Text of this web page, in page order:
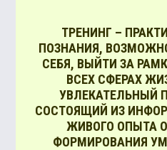
ТРЕНИНГ –
ПОЗНАНИЯ,
СЕБЯ, ВЫЙТИ ЗА
ВСЕХ СФЕРАХ
УВЛЕКАТЕЛЬНЫЙ
СОСТОЯЩИЙ ИЗ
ЖИВОГО
ФОРМИРОВАНИЯ